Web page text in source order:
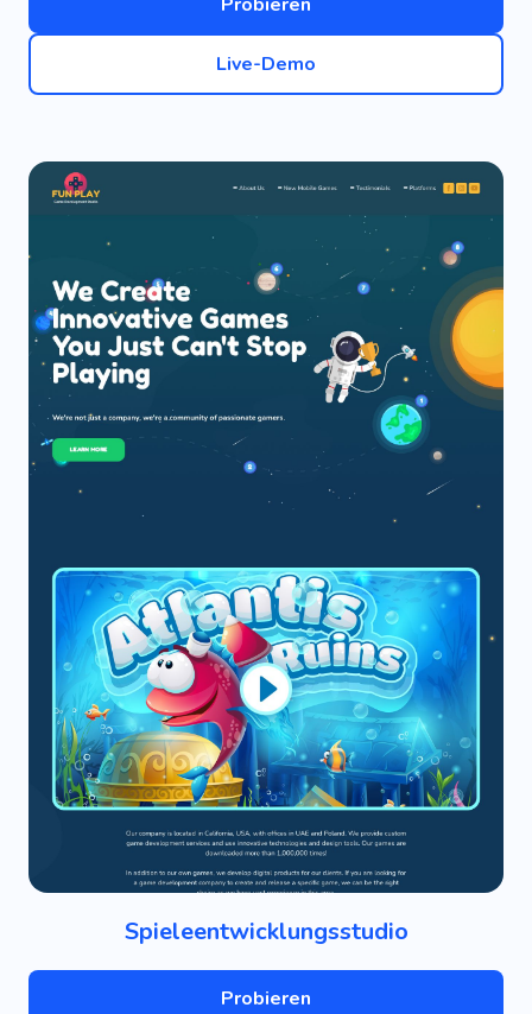
Live-Demo
Spieleentwicklungsstudio
Probieren